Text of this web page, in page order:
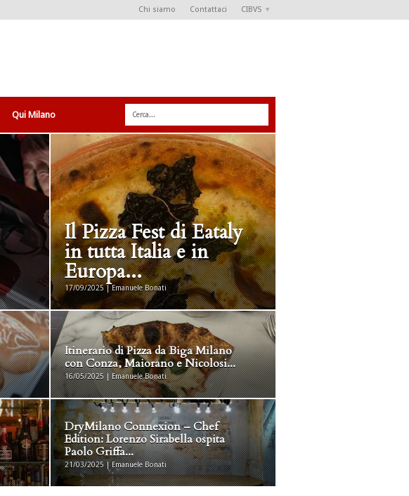
Chi siamo Contattaci CIBVS
Qui Milano
Il Pizza Fest di Eataly
in tutta Italia e in
Europa...
17/09/2025 | Emanuele Bonati
Itinerario di Pizza da Biga Milano
con Conza, Maiorano e Nicolosi...
16/05/2025 | Emanuele Bonati
DryMilano Connexion – Chef
Edition: Lorenzo Sirabella ospita
Paolo Griffa...
21/03/2025 | Emanuele Bonati